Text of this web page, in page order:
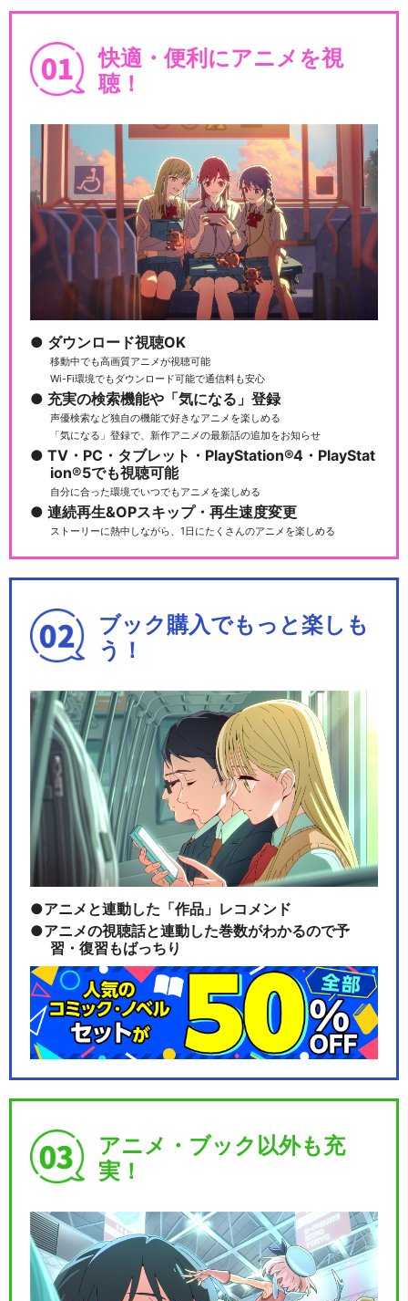
快適・便利にアニメを視
聴！
ダウンロード視聴OK
移動中でも高画質アニメが視聴可能
Wi-Fi環境でもダウンロード可能で通信料も安心
充実の検索機能や「気になる」登録
声優検索など独自の機能で好きなアニメを楽しめる
「気になる」登録で、新作アニメの最新話の追加をお知らせ
TV・PC・タブレット・PlayStation®4・PlayStat
ion®5でも視聴可能
自分に合った環境でいつでもアニメを楽しめる
連続再生&OPスキップ・再生速度変更
ストーリーに熱中しながら、1日にたくさんのアニメを楽しめる
ブック購入でもっと楽しも
う！
アニメと連動した「作品」レコメンド
アニメの視聴話と連動した巻数がわかるので予
習・復習もばっちり
アニメ・ブック以外も充
実！